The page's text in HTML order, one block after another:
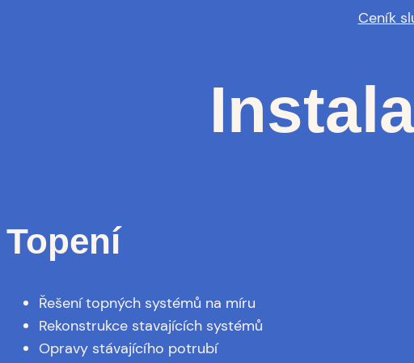
Ceník
Topení
Řešení topných systémů na míru
Rekonstrukce stavajících systémů
Opravy stávajícího potrubí